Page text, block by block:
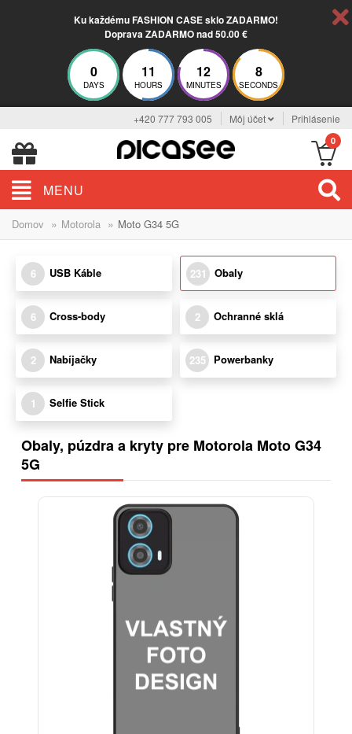
Ku každému FASHION CASE sklo ZADARMO!
Doprava ZADARMO nad 50.00 €
0
DAYS
11
HOURS
12
MINUTES
7
SECONDS
+420 777 793 005 Môj účet Prihlásenie
0
MENU
Domov » Motorola » Moto G34 5G
6 USB Káble 231 Obaly
6 Cross-body 2 Ochranné sklá
2 Nabíjačky 235 Powerbanky
1 Selfie Stick
Obaly, púzdra a kryty pre Motorola Moto G34
5G